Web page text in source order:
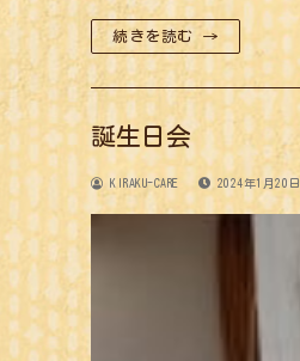
続きを読む →
誕生日会
KIRAKU-CARE 2024年1月20日